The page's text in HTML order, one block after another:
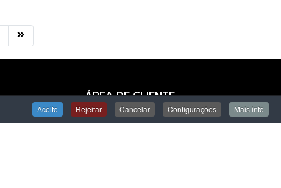
ÁREA DE CLIENTE
Aceito Rejeitar Cancelar Configurações Mais info